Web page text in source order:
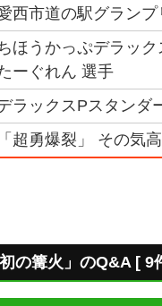
西市道の駅グラン
ほうかっぷデラッ
ーぐれん 選手
ラックスPスタンダ
「超勇爆裂」 その気
の篝火」のQ&A [ 9